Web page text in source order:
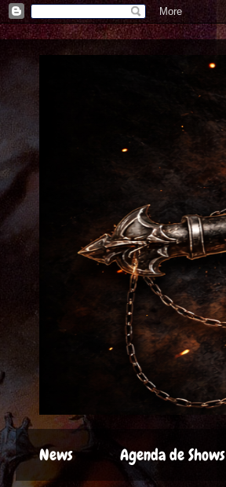
News Agenda de Shows